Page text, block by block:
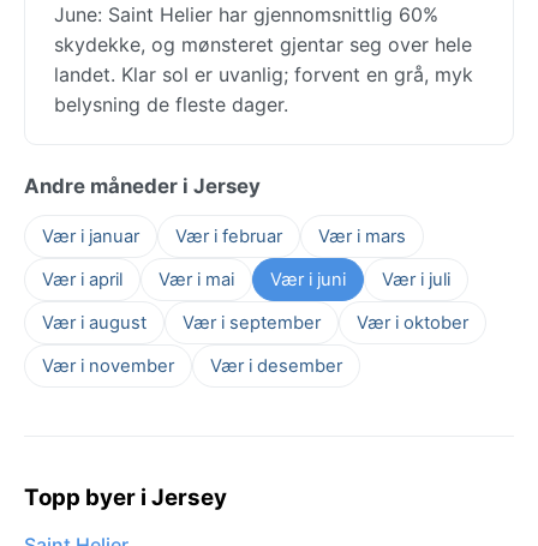
June: Saint Helier har gjennomsnittlig 60%
skydekke, og mønsteret gjentar seg over hele
landet. Klar sol er uvanlig; forvent en grå, myk
belysning de fleste dager.
Andre måneder i Jersey
Vær i januar Vær i februar
Vær i mars
Vær i april
Vær i mai Vær i juni
Vær i juli
Vær i august
Vær i september
Vær i oktober
Vær i november
Vær i desember
Topp byer i Jersey